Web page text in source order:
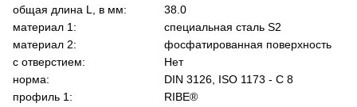
общая длина L, в мм:
38.0
материал 1:
специальная сталь S2
материал 2:
фосфатированная поверхность
с отверстием:
Нет
норма:
DIN 3126, ISO 1173 - C 8
профиль 1:
RIBE®